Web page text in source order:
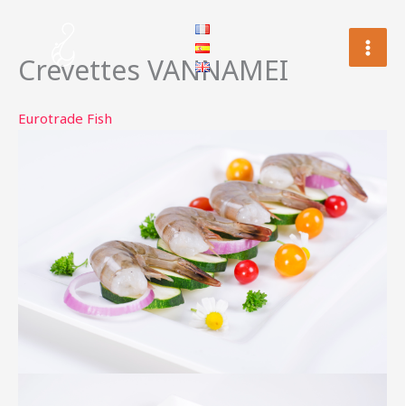
Crevettes VANNAMEI
Eurotrade Fish